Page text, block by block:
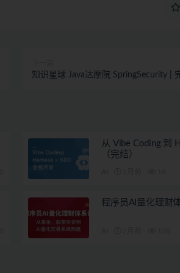
知识星球 Java达摩院 SpringSecurity |
从 Vibe Coding 到
（完结）
程序员AI量化理财